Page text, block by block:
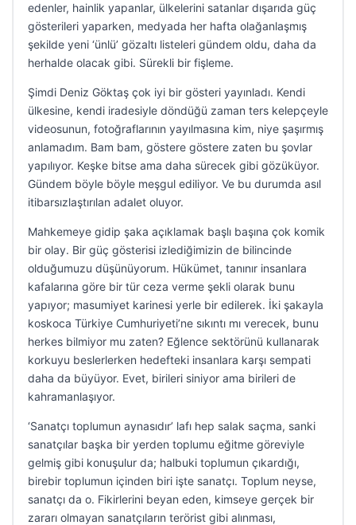
edenler, hainlik yapanlar, ülkelerini satanlar dışarıda güç
gösterileri yaparken, medyada her hafta olağanlaşmış
şekilde yeni ‘ünlü’ gözaltı listeleri gündem oldu, daha da
herhalde olacak gibi. Sürekli bir fişleme.
Şimdi Deniz Göktaş çok iyi bir gösteri yayınladı. Kendi
ülkesine, kendi iradesiyle döndüğü zaman ters kelepçeyle
videosunun, fotoğraflarının yayılmasına kim, niye şaşırmış
anlamadım. Bam bam, göstere göstere zaten bu şovlar
yapılıyor. Keşke bitse ama daha sürecek gibi gözüküyor.
Gündem böyle böyle meşgul ediliyor. Ve bu durumda asıl
itibarsızlaştırılan adalet oluyor.
Mahkemeye gidip şaka açıklamak başlı başına çok komik
bir olay. Bir güç gösterisi izlediğimizin de bilincinde
olduğumuzu düşünüyorum. Hükümet, tanınır insanlara
kafalarına göre bir tür ceza verme şekli olarak bunu
yapıyor; masumiyet karinesi yerle bir edilerek. İki şakayla
koskoca Türkiye Cumhuriyeti’ne sıkıntı mı verecek, bunu
herkes bilmiyor mu zaten? Eğlence sektörünü kullanarak
korkuyu beslerlerken hedefteki insanlara karşı sempati
daha da büyüyor. Evet, birileri siniyor ama birileri de
kahramanlaşıyor.
‘Sanatçı toplumun aynasıdır’ lafı hep salak saçma, sanki
sanatçılar başka bir yerden toplumu eğitme göreviyle
gelmiş gibi konuşulur da; halbuki toplumun çıkardığı,
birebir toplumun içinden biri işte sanatçı. Toplum neyse,
sanatçı da o. Fikirlerini beyan eden, kimseye gerçek bir
zararı olmayan sanatçıların terörist gibi alınması,